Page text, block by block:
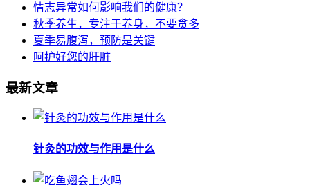
情志异常如何影响我们的健康？
秋季养生，专注于养身，不要贪多
夏季易腹泻，预防是关键
呵护好您的肝脏
最新文章
针灸的功效与作用是什么